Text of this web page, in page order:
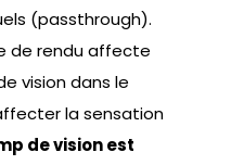
(passthrough).
de rendu affecte
vision dans le
la sensation
de vision est